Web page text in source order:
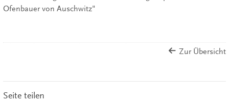
Ofenbauer von Auschwitz"
Zur Übersicht
Seite teilen